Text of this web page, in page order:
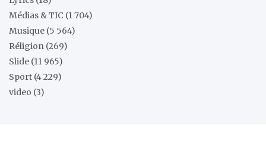
Médias & TIC (1 704)
Musique (5 564)
Réligion (269)
Slide (11 965)
Sport (4 229)
video (3)